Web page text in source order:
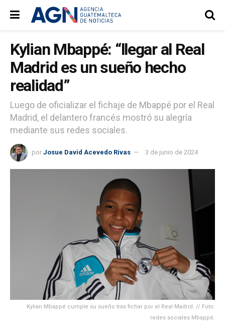
Kylian Mbappé: “llegar al Real
Madrid es un sueño hecho
realidad”
Luego de oficializar el fichaje de Mbappé por el Real
Madrid, el delantero francés mostró su alegría
mediante sus redes sociales.
por Josue David Acevedo Rivas 3 de junio de 2024
Kylian Mbappé cumple su sueño tras fichar por el Real Madrid. // Foto:
redes sociales Mbappé.